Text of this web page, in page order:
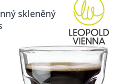
skleněný